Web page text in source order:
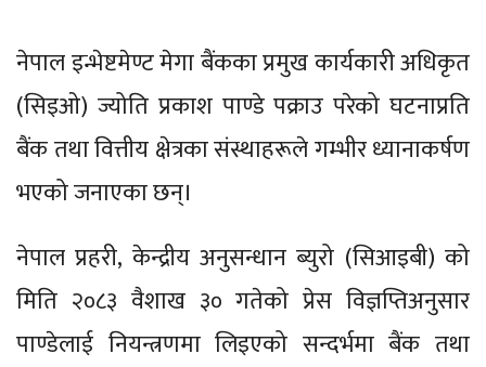
नेपाल इन्भेष्टमेण्ट मेगा बैंकका प्रमुख कार्यकारी अधिकृत
(सिइओ) ज्योति प्रकाश पाण्डे पक्राउ परेको घटनाप्रति
बैंक तथा वित्तीय क्षेत्रका संस्थाहरूले गम्भीर ध्यानाकर्षण
भएको जनाएका छन्।
नेपाल प्रहरी, केन्द्रीय अनुसन्धान ब्युरो (सिआइबी) को
मिति २०८३ वैशाख ३० गतेको प्रेस विज्ञप्तिअनुसार
पाण्डेलाई नियन्त्रणमा लिइएको सन्दर्भमा बैंक तथा